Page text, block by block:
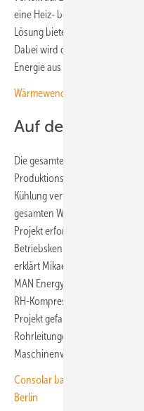
eine Heiz- beziehungsweise
Lösung bietet Wärme in den
Dabei wird die Fähigkeit der
Energie aus der Umgebungsluft
Wärmewende für Industrie und
Auf den
Die gesamte Anlage ist vor
Produktionsstätte ausgelegt.
Kühlung verwendet werden,
gesamten Wärmebedarf ab.
Projekt erforderten ein
Betriebskennfeld für die
erklärt Mikael Adler,
MAN Energy Solutions. „Daher
RH-Kompressors als Herzstück
Projekt gefallen. Das Design
Rohrleitungen und Dichtungen
Maschinenverfügbarkeit“,
Consolar baut große Anlage
Berlin